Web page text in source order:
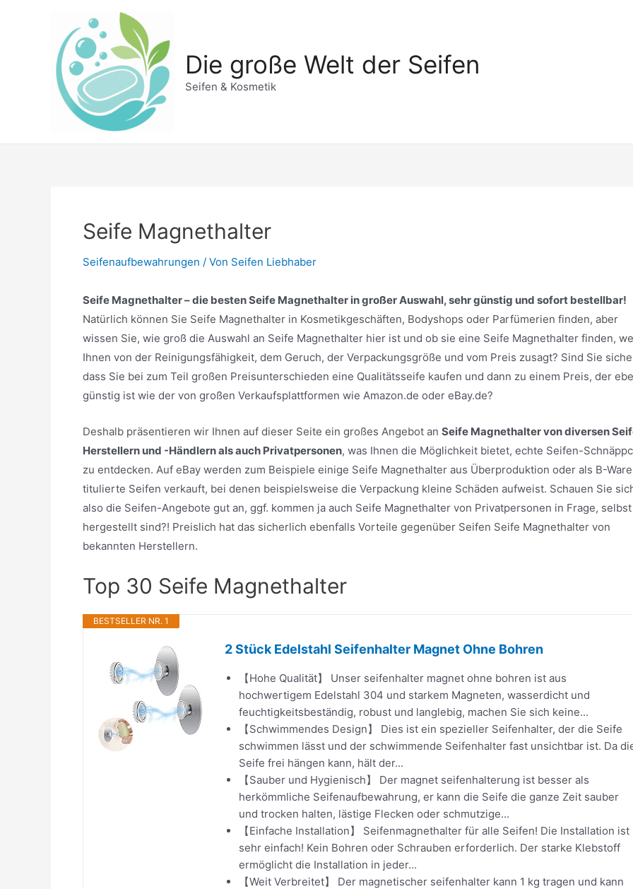
Die große Welt der Seifen
Seifen & Kosmetik
Seife Magnethalter
Seifenaufbewahrungen / Von Seifen Liebhaber
Seife Magnethalter – die besten Seife Magnethalter in großer Auswahl, sehr günstig und sofort bestellbar!
Natürlich können Sie Seife Magnethalter in Kosmetikgeschäften, Bodyshops oder Parfümerien finden, aber
wissen Sie, wie groß die Auswahl an Seife Magnethalter hier ist und ob sie eine Seife Magnethalter finden,
Ihnen von der Reinigungsfähigkeit, dem Geruch, der Verpackungsgröße und vom Preis zusagt? Sind Sie
dass Sie bei zum Teil großen Preisunterschieden eine Qualitätsseife kaufen und dann zu einem Preis, der
günstig ist wie der von großen Verkaufsplattformen wie Amazon.de oder eBay.de?
Deshalb präsentieren wir Ihnen auf dieser Seite ein großes Angebot an Seife Magnethalter von diversen
Herstellern und -Händlern als auch Privatpersonen, was Ihnen die Möglichkeit bietet, echte Seifen-
zu entdecken. Auf eBay werden zum Beispiele einige Seife Magnethalter aus Überproduktion oder als B-Ware
titulierte Seifen verkauft, bei denen beispielsweise die Verpackung kleine Schäden aufweist. Schauen Sie
also die Seifen-Angebote gut an, ggf. kommen ja auch Seife Magnethalter von Privatpersonen in Frage, selbst
hergestellt sind?! Preislich hat das sicherlich ebenfalls Vorteile gegenüber Seifen Seife Magnethalter von
bekannten Herstellern.
Top 30 Seife Magnethalter
BESTSELLER NR. 1
2 Stück Edelstahl Seifenhalter Magnet Ohne Bohren
【Hohe Qualität】 Unser seifenhalter magnet ohne bohren ist aus
hochwertigem Edelstahl 304 und starkem Magneten, wasserdicht und
feuchtigkeitsbeständig, robust und langlebig, machen Sie sich keine...
【Schwimmendes Design】 Dies ist ein spezieller Seifenhalter, der die Seife
schwimmen lässt und der schwimmende Seifenhalter fast unsichtbar ist. Da
Seife frei hängen kann, hält der...
【Sauber und Hygienisch】 Der magnet seifenhalterung ist besser als
herkömmliche Seifenaufbewahrung, er kann die Seife die ganze Zeit sauber
und trocken halten, lästige Flecken oder schmutzige...
【Einfache Installation】 Seifenmagnethalter für alle Seifen! Die Installation ist
sehr einfach! Kein Bohren oder Schrauben erforderlich. Der starke Klebstoff
ermöglicht die Installation in jeder...
【Weit Verbreitet】 Der magnetischer seifenhalter kann 1 kg tragen und kann